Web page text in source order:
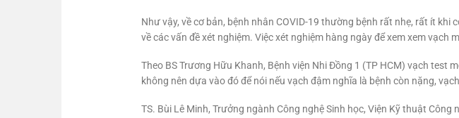
Như vậy, về cơ bản, bệnh nhân COVID-19 thường bệnh rất nhẹ, rất ít
về các vấn đề xét nghiệm. Việc xét nghiệm hàng ngày để xem xem
Theo BS Trương Hữu Khanh, Bệnh viện Nhi Đồng 1 (TP HCM) vạch
không nên dựa vào đó để nói nếu vạch đậm nghĩa là bệnh còn nặng,
TS. Bùi Lê Minh, Trưởng ngành Công nghệ Sinh học, Viện Kỹ thuật